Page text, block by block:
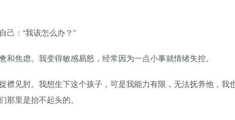
：“我该怎么办？”
焦虑。我变得敏感易怒，经常因为一点小事就情绪失控。
见肘。我想生下这个孩子，可是我能力有限，无法抚养他，我
里是抬不起头的。